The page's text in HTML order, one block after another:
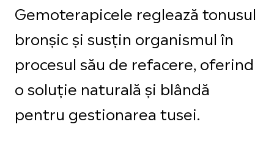
Gemoterapicele reglează tonusul
bronșic și susțin organismul în
procesul său de refacere, oferind
o soluție naturală și blândă
pentru gestionarea tusei.